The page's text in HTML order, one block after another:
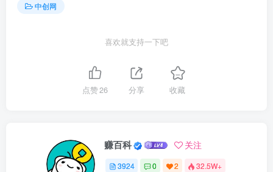
中创网
喜欢就支持一下吧
点赞26 分享 收藏
赚百科 关注
3924 0 2 32.5W+